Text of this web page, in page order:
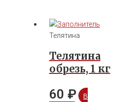
Телятина
Телятина
обрезь, 1 кг
60 ₽
В